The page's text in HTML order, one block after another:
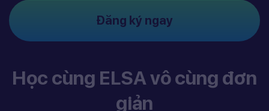
Đăng ký ngay
Học cùng ELSA vô cùng đơn
giản